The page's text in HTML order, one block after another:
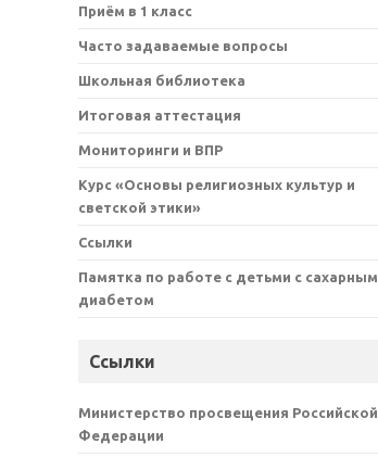
Приём в 1 класс
Часто задаваемые вопросы
Школьная библиотека
Итоговая аттестация
Мониторинги и ВПР
Курс «Основы религиозных культур и
светской этики»
Ссылки
Памятка по работе с детьми с сахарным
диабетом
Ссылки
Министерство просвещения Российской
Федерации